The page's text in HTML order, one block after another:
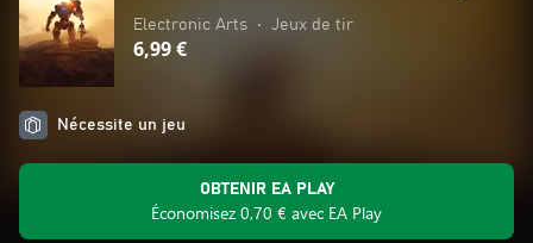
Electronic Arts • Jeux de tir
6,99 €
Nécessite un jeu
OBTENIR EA PLAY
Économisez 0,70 € avec EA Play